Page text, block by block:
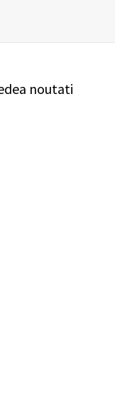
noutati